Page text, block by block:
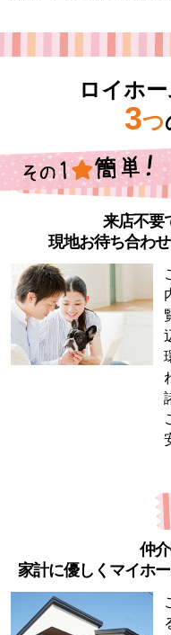
ロイホ
3つ
来店不要
現地お待ち合わ
仲
家計に優しくマイホ